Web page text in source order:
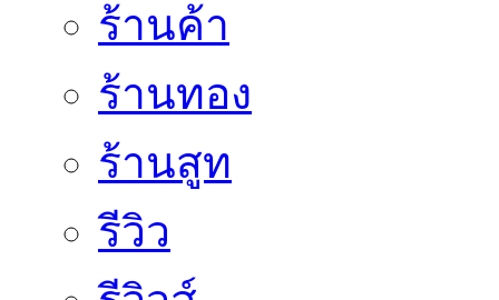
ร้านค้า
ร้านทอง
ร้านสูท
รีวิว